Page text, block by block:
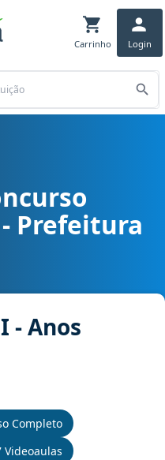
Carrinho Login
Municipal cargo
Prefeitura
- Anos
Completo
Videoaulas